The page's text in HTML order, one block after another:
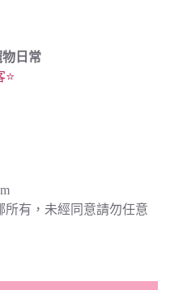
日常
所有，未經同意請勿任意